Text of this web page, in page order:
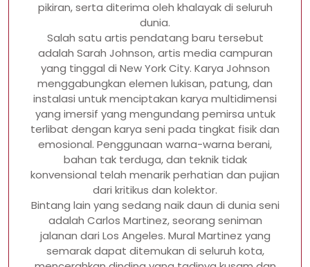
pikiran, serta diterima oleh khalayak di seluruh
dunia.
Salah satu artis pendatang baru tersebut
adalah Sarah Johnson, artis media campuran
yang tinggal di New York City. Karya Johnson
menggabungkan elemen lukisan, patung, dan
instalasi untuk menciptakan karya multidimensi
yang imersif yang mengundang pemirsa untuk
terlibat dengan karya seni pada tingkat fisik dan
emosional. Penggunaan warna-warna berani,
bahan tak terduga, dan teknik tidak
konvensional telah menarik perhatian dan pujian
dari kritikus dan kolektor.
Bintang lain yang sedang naik daun di dunia seni
adalah Carlos Martinez, seorang seniman
jalanan dari Los Angeles. Mural Martinez yang
semarak dapat ditemukan di seluruh kota,